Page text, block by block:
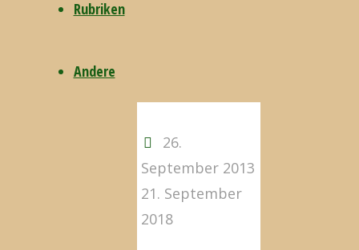
Rubriken
Andere
26.
September 2013
21. September
2018